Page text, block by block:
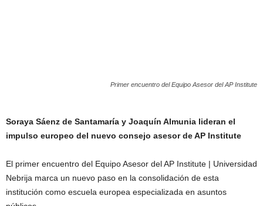
Primer encuentro del Equipo Asesor del AP Institute
Soraya Sáenz de Santamaría y Joaquín Almunia lideran el
impulso europeo del nuevo consejo asesor de AP Institute
El primer encuentro del Equipo Asesor del AP Institute | Universidad
Nebrija marca un nuevo paso en la consolidación de esta
institución como escuela europea especializada en asuntos